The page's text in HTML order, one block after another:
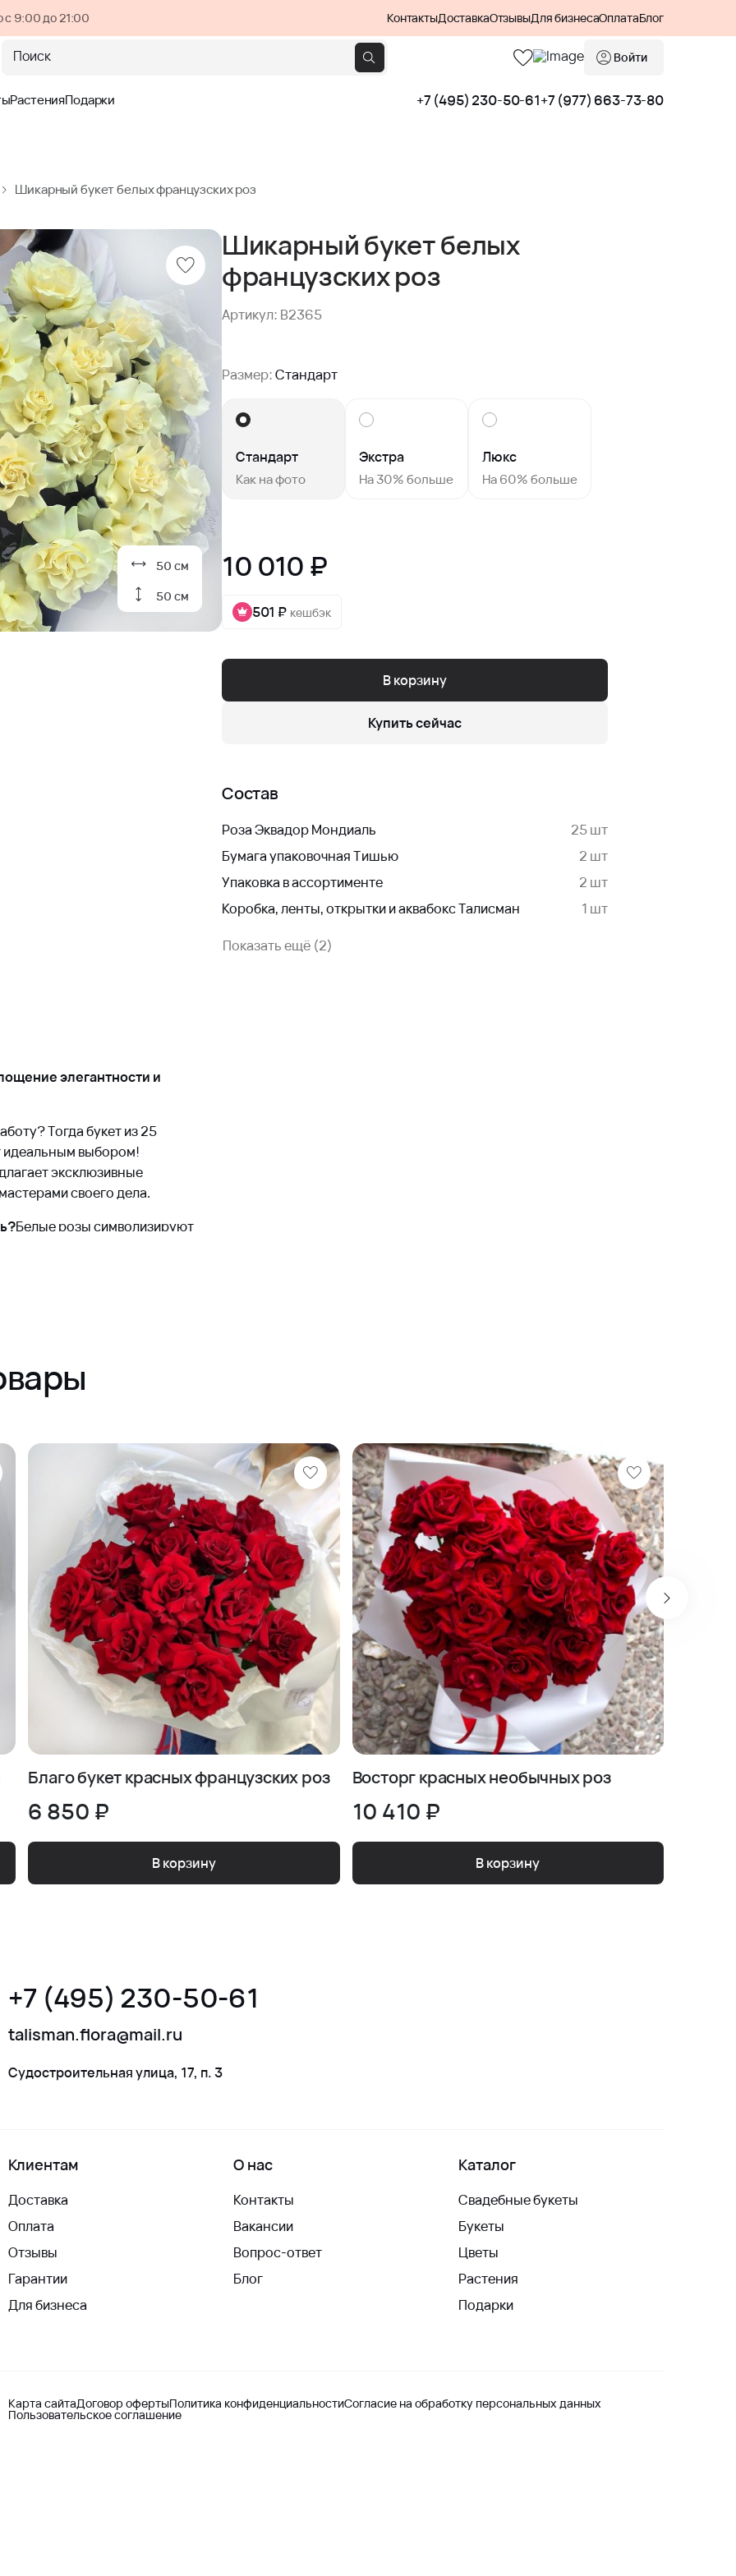
с 9:00 до 21:00 КонтактыДоставкаОтзывыДля бизнесаОплатаБлог
Поиск Войти
РастенияПодарки +7 (495) 230-50-61+7 (977) 663-73-80
Шикарный букет белых французских роз
50 см
50 см
Шикарный букет белых
французских роз
Артикул: B2365
Размер:Стандарт
Стандарт
Как на фото
Экстра
На 30% больше
Люкс
На 60% больше
10 010 ₽
501 ₽ кешбэк
В корзину
Купить сейчас
Состав
Роза Эквадор Мондиаль
25 шт
Бумага упаковочная Тишью
2 шт
Упаковка в ассортименте
2 шт
Коробка, ленты, открытки и аквабокс Талисман
1 шт
Показать ещё (2)
элегантности и
Тогда букет из 25
идеальным выбором!
эксклюзивные
своего дела.
Белые розы символизируют
отношений. А сорт
Флора»:
только с проверенными
перед покупкой
с букетом из 25 белых роз
Флора». Дарите
особое отношение
Благо букет красных французских роз
6 850 ₽
В корзину
Восторг красных необычных роз
10 410 ₽
В корзину
+7 (495) 230-50-61
talisman.flora@mail.ru
Судостроительная улица, 17, п. 3
Клиентам
Доставка
Оплата
Отзывы
Гарантии
Для бизнеса
О нас
Контакты
Вакансии
Вопрос-ответ
Блог
Каталог
Свадебные букеты
Букеты
Цветы
Растения
Подарки
Карта сайтаДоговор офертыПолитика конфиденциальностиСогласие на обработку персональных данных
Пользовательское соглашение